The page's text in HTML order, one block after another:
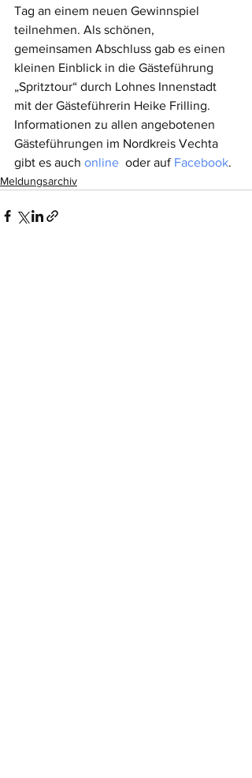
Tag an einem neuen Gewinnspiel
teilnehmen. Als schönen,
gemeinsamen Abschluss gab es einen
kleinen Einblick in die Gästeführung
„Spritztour“ durch Lohnes Innenstadt
mit der Gästeführerin Heike Frilling.
Informationen zu allen angebotenen
Gästeführungen im Nordkreis Vechta
gibt es auch online
  oder auf
Facebook.
Meldungsarchiv